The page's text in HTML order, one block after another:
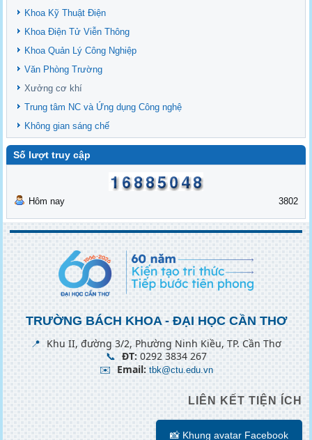
Khoa Kỹ Thuật Điện
Khoa Điện Tử Viễn Thông
Khoa Quản Lý Công Nghiệp
Văn Phòng Trường
Xưởng cơ khí
Trung tâm NC và Ứng dụng Công nghệ
Không gian sáng chế
Số lượt truy cập
Hôm nay 3802
TRƯỜNG BÁCH KHOA - ĐẠI HỌC CẦN THƠ
📍 Khu II, đường 3/2, Phường Ninh Kiều, TP. Cần Thơ
📞 ĐT:0292 3834 267
✉️ Email: tbk@ctu.edu.vn
LIÊN KẾT TIỆN ÍCH
📸 Khung avatar Facebook